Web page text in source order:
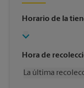
Horario de la
Hora de
La última